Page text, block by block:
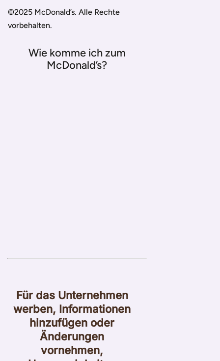
©2025 McDonald’s. Alle Rechte
vorbehalten.
Wie komme ich zum
McDonald’s?
Für das Unternehmen
werben, Informationen
hinzufügen oder
Änderungen
vornehmen,